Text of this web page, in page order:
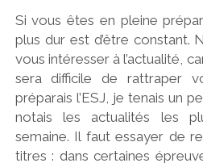
Si vous êtes en pleine
plus dur est d’être constant.
vous intéresser à l’actualité,
sera difficile de rattraper
préparais l’ESJ, je tenais un
notais les actualités les
semaine. Il faut essayer de
titres : dans certaines